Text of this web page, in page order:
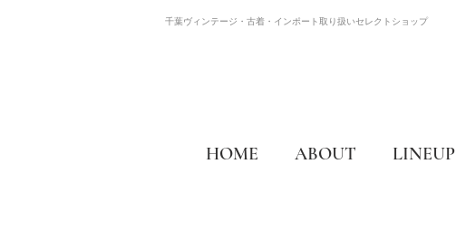
千葉ヴィンテージ・古着・インポート取り扱いセレクトショップ
HOME ABOUT LINEUP